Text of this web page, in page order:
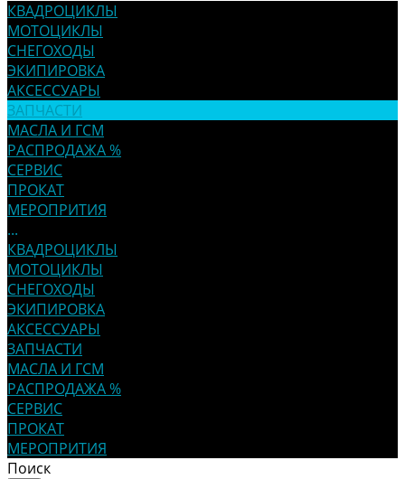
КВАДРОЦИКЛЫ
МОТОЦИКЛЫ
СНЕГОХОДЫ
ЭКИПИРОВКА
АКСЕССУАРЫ
ЗАПЧАСТИ
МАСЛА И ГСМ
РАСПРОДАЖА %
СЕРВИС
ПРОКАТ
МЕРОПРИТИЯ
...
КВАДРОЦИКЛЫ
МОТОЦИКЛЫ
СНЕГОХОДЫ
ЭКИПИРОВКА
АКСЕССУАРЫ
ЗАПЧАСТИ
МАСЛА И ГСМ
РАСПРОДАЖА %
СЕРВИС
ПРОКАТ
МЕРОПРИТИЯ
Поиск